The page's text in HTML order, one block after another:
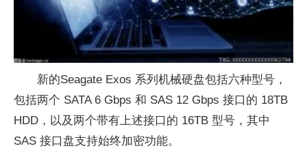
新的Seagate Exos 系列机械硬盘包括六种型号，
包括两个 SATA 6 Gbps 和 SAS 12 Gbps 接口的 18TB
HDD，以及两个带有上述接口的 16TB 型号，其中
SAS 接口盘支持始终加密功能。